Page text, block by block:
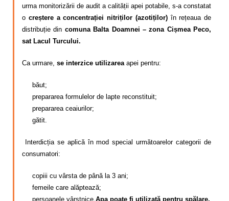
urma monitorizării de audit a calității apei potabile, s-a constatat
o creștere a concentrației nitriților (azotiților)în rețeaua de
distribuție din comuna Balta Doamnei – zona Cișmea Peco,
sat Lacul Turcului.
Ca urmare, se interzice utilizareaapei pentru:
băut;
prepararea formulelor de lapte reconstituit;
prepararea ceaiurilor;
gătit.
Interdicția se aplică în mod special următoarelor categorii de
consumatori:
copiii cu vârsta de până la 3 ani;
femeile care alăptează;
persoanele vârstnice.Apa poate fi utilizată pentru spălare,